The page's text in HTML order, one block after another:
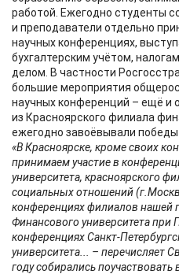
работой. Ежегодно студенты
и преподаватели отдельно
научных конференциях,
бухгалтерским учётом,
делом. В частности
большие мероприятия
научных конференций – ещё и
из Красноярского филиала
ежегодно завоёвывали победы
«В Красноярске, кроме своих
принимаем участие в
университета, красноярского
социальных отношений
конференциях филиалов нашей
Финансового университета при
конференциях Санкт-
университета... – перечисляет
году собирались